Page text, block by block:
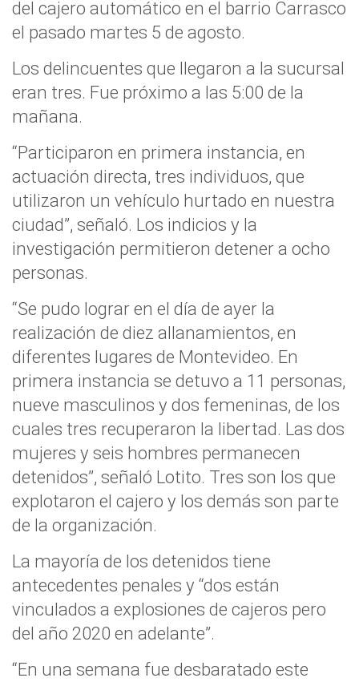
del cajero automático en el barrio Carrasco
el pasado martes 5 de agosto.
Los delincuentes que llegaron a la sucursal
eran tres. Fue próximo a las 5:00 de la
mañana.
“Participaron en primera instancia, en
actuación directa, tres individuos, que
utilizaron un vehículo hurtado en nuestra
ciudad”, señaló. Los indicios y la
investigación permitieron detener a ocho
personas.
“Se pudo lograr en el día de ayer la
realización de diez allanamientos, en
diferentes lugares de Montevideo. En
primera instancia se detuvo a 11 personas,
nueve masculinos y dos femeninas, de los
cuales tres recuperaron la libertad. Las dos
mujeres y seis hombres permanecen
detenidos”, señaló Lotito. Tres son los que
explotaron el cajero y los demás son parte
de la organización.
La mayoría de los detenidos tiene
antecedentes penales y “dos están
vinculados a explosiones de cajeros pero
del año 2020 en adelante”.
“En una semana fue desbaratado este